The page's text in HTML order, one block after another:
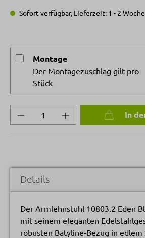
Sofort verfügbar, Lieferzeit: 1 - 2
Montage
Der Montagezuschlag gilt pro
Stück
Produkt Anzahl: Gib den
In
Details
Der Armlehnstuhl 10803.2 Eden
mit seinem eleganten
robusten Batyline-Bezug in edlem